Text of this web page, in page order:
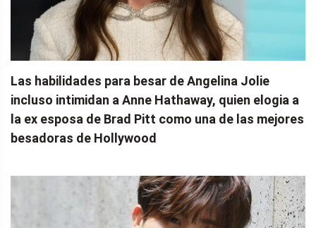
Las habilidades para besar de Angelina Jolie
incluso intimidan a Anne Hathaway, quien elogia a
la ex esposa de Brad Pitt como una de las mejores
besadoras de Hollywood